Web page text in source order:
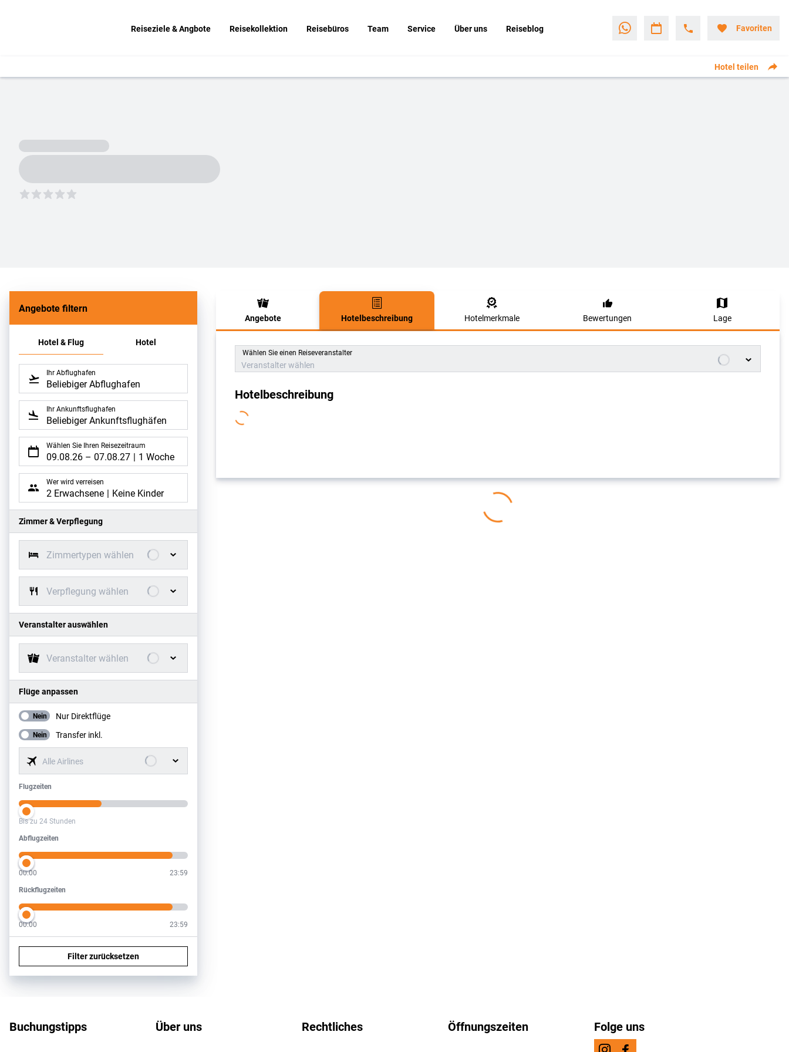
Reiseziele & Angbote Reisekollektion Reisebüros Team Service Über uns Reiseblog Favoriten
Hotel teilen
5
Angebote filtern
Hotel & Flug Hotel
Ihr Abflughafen
Beliebiger Abflughafen
Ihr Ankunftsflughafen
Beliebiger Ankunftsflughäfen
Wählen Sie Ihren Reisezeitraum
09.08.26 – 07.08.27 1 Woche
Wer wird verreisen
2 Erwachsene Keine Kinder
Zimmer & Verpflegung
Zimmertypen wählen
Verpflegung wählen
Veranstalter auswählen
Veranstalter wählen
Flüge anpassen
Nein Nur Direktflüge
Nein Transfer inkl.
Alle Airlines
Flugzeiten
Flugzeiten
Bis zu 24 Stunden
Abflugzeiten
Abflugzeiten
00:00 23:59
Rückflugzeiten
Rückflugzeiten
00:00 23:59
Filter zurücksetzen
Angebote Hotelbeschreibung Hotelmerkmale Bewertungen Lage
Hotelbeschreibung
Wählen Sie einen Reiseveranstalter
Veranstalter wählen
Hotelbeschreibung
Footer navigation
Buchungstipps Über uns Rechtliches Öffnungszeiten Folge uns